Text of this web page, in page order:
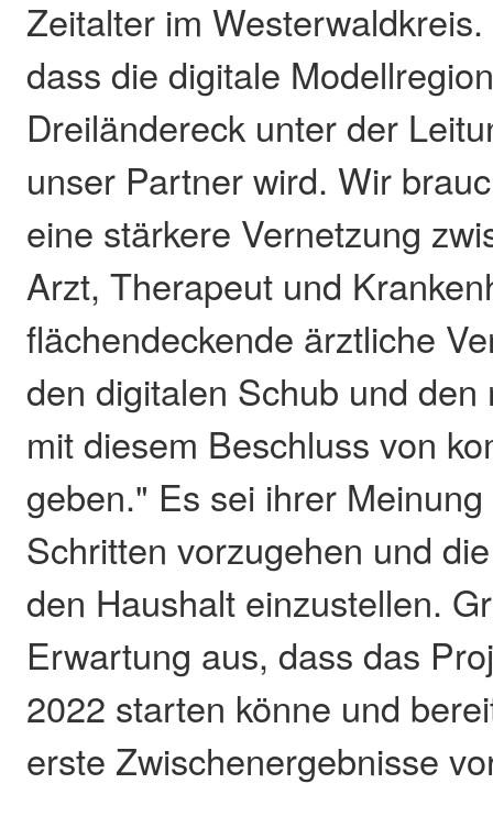
Zeitalter im
dass die digitale
Dreiländereck unter der
unser Partner wird. Wir
eine stärkere Vernetzung
Arzt, Therapeut und
flächendeckende ärztliche
den digitalen Schub und
mit diesem Beschluss von
geben." Es sei ihrer
Schritten vorzugehen und
den Haushalt einzustellen.
Erwartung aus, dass das
2022 starten könne und
erste Zwischenergebnisse